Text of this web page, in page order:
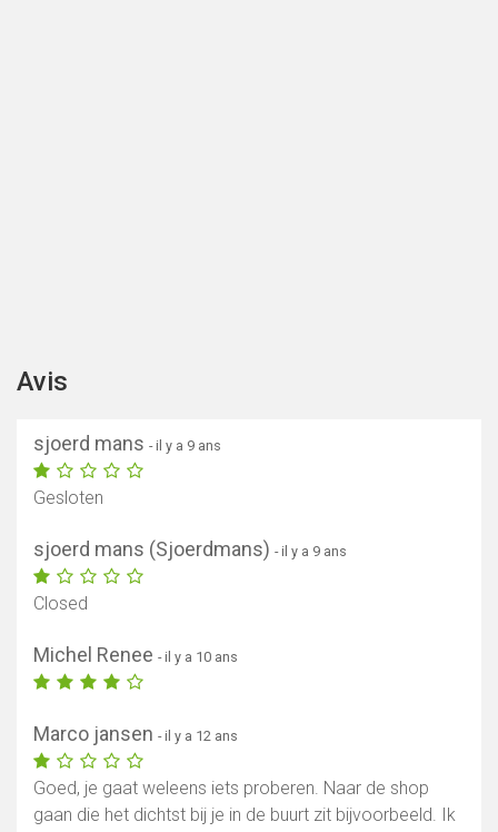
Avis
sjoerd mans - il y a 9 ans
Gesloten
sjoerd mans (Sjoerdmans) - il y a 9 ans
Closed
Michel Renee - il y a 10 ans
Marco jansen - il y a 12 ans
Goed, je gaat weleens iets proberen. Naar de shop
gaan die het dichtst bij je in de buurt zit bijvoorbeeld. Ik